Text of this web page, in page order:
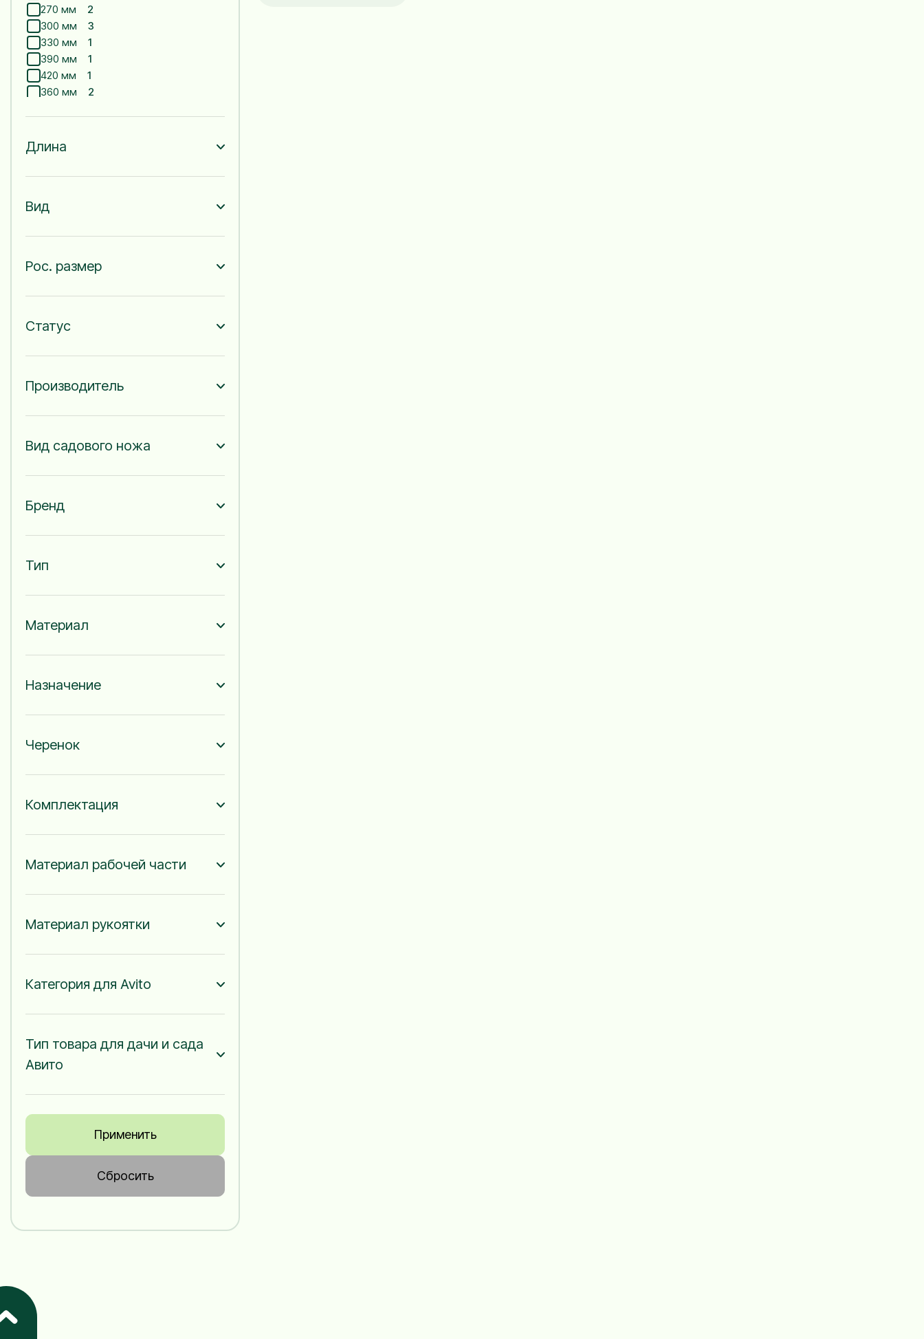
270 мм
2
300 мм
3
330 мм
1
390 мм
1
420 мм
1
360 мм
2
650 мм
10зуб/30мм
7
14зуб/30мм
105 см
1
26зуб/30мм
1000 мм
Длина
Вид
Рос. размер
Статус
Производитель
Вид садового ножа
Бренд
Тип
Материал
Назначение
Черенок
Комплектация
Материал рабочей части
Материал рукоятки
Категория для Avito
Тип товара для дачи и сада
Авито
Применить
Сбросить